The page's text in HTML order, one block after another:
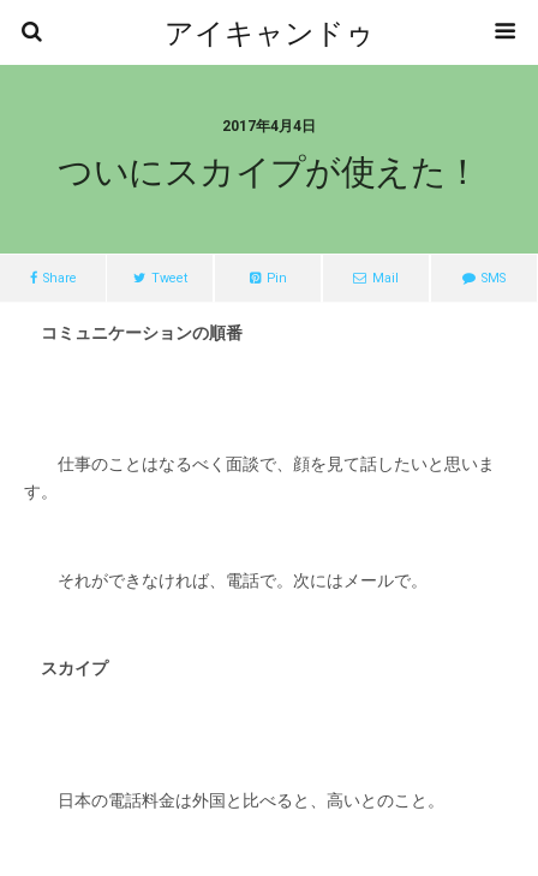
アイキャンドゥ
2017年4月4日
ついにスカイプが使えた！
Share Tweet Pin Mail SMS
コミュニケーションの順番
仕事のことはなるべく面談で、顔を見て話したいと思いま
す。
それができなければ、電話で。次にはメールで。
スカイプ
日本の電話料金は外国と比べると、高いとのこと。